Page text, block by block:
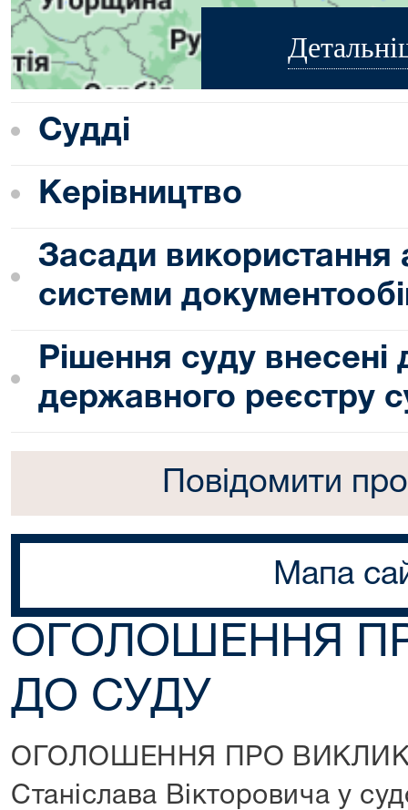
Судді
Керівництво
Засади використання
системи
Рішення суду
державного реєстру
Повідомити
Мапа
ОГОЛОШЕННЯ
ДО СУДУ
ОГОЛОШЕННЯ ПРО ВИКЛИК
Станіслава Вікторовича у